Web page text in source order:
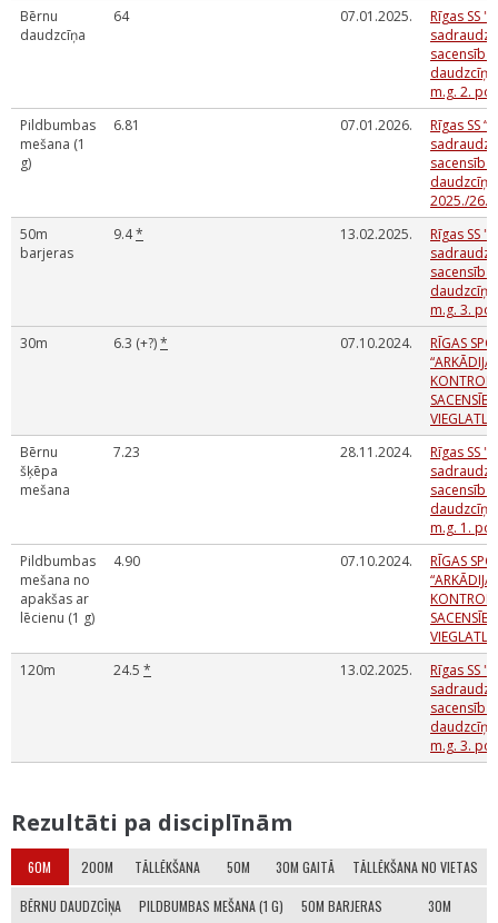
Bērnu
daudzcīņa
64 07.01.2025.
Rīgas SS
m.g. 2.
Pildbumbas
mešana (1
g)
6.81 07.01.2026.
Rīgas SS
2025./
50m
barjeras
9.4* 13.02.2025.
Rīgas SS
m.g. 3.
30m
6.3 (+?)* 07.10.2024.
RĪGAS
Bērnu
šķēpa
mešana
7.23 28.11.2024.
Rīgas SS
m.g. 1.
Pildbumbas
mešana no
apakšas ar
lēcienu (1 g)
4.90 07.10.2024.
RĪGAS
120m
24.5 * 13.02.2025.
Rīgas SS
m.g. 3.
Rezultāti pa disciplīnām
60M 200M TĀLLĒKŠANA 50M 30M GAITĀ TĀLLĒKŠANA NO VIETAS
BĒRNU DAUDZCĪŅA PILDBUMBAS MEŠANA (1 G) 50M BARJERAS 30M